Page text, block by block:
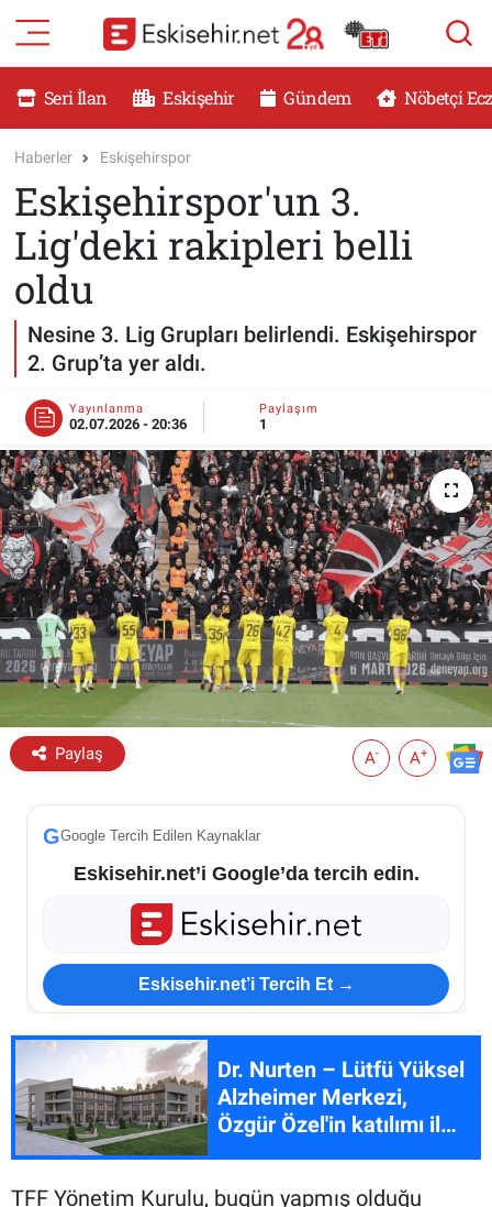
Seri İlan Eskişehir Gündem Nöbetçi
Haberler Eskişehirspor
Eskişehirspor'un 3.
Lig'deki rakipleri belli
oldu
Nesine 3. Lig Grupları belirlendi. Eskişehirspor
2. Grup’ta yer aldı.
Yayınlanma
02.07.2026 - 20:36
Paylaşım
1
Paylaş A- A+
GGoogle Tercih Edilen Kaynaklar
Eskisehir.net’i Google’da tercih edin.
Eskisehir.net’i Tercih Et →
Dr. Nurten – Lütfü Yüksel
Alzheimer Merkezi,
Özgür Özel'in katılımı ile
TFF Yönetim Kurulu, bugün yapmış olduğu
RESMİ İLANLAR
DÜNYA
SAĞLIK
MAGAZİN
KADIN
TEKNOLOJİ
YEMEK
ESKİŞEHİR NÖBETÇİ ECZANELER
Eskişehir Haber İçerikleri
Eskişehir Hava Durumu
Eskişehir Tramvay Saatleri
Eskişehir Otobüs Saatleri
Eskişehir Nöbetçi Eczaneler
Eskişehir Namaz Vakitleri
Eskişehir Trafik Yoğunluk Haritası
Süper Lig Puan Durumu ve Fikstür
Tüm Manşetler
Son Dakika Haberleri
Haber Arşivi